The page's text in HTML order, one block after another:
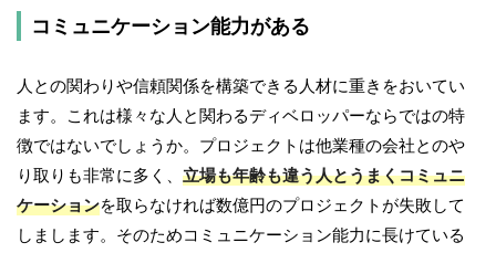
コミュニケーション能力がある
人との関わりや信頼関係を構築できる人材に重きをおいてい
ます。これは様々な人と関わるディベロッパーならではの特
徴ではないでしょうか。プロジェクトは他業種の会社とのや
り取りも非常に多く、 立場も年齢も違う人とうまくコミュニ
ケーションを取らなければ数億円のプロジェクトが失敗して
しまします。そのためコミュニケーション能力に長けている